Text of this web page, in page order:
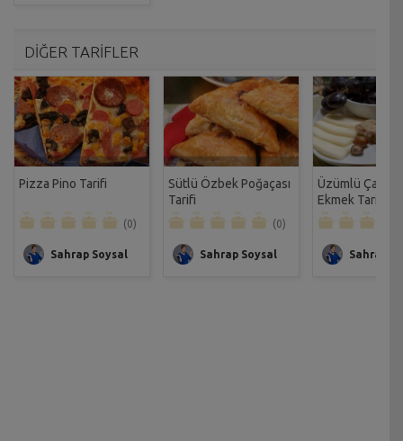
DİĞER TARİFLER
Pizza Pino Tarifi
(0)
Sahrap Soysal
Sütlü Özbek Poğaçası
Tarifi
(0)
Sahrap Soysal
Üzümlü
Ekmek Tarifi
Sahrap